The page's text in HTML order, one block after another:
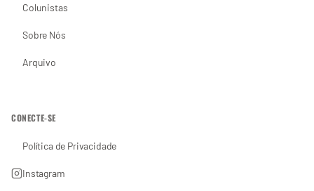
Colunistas
Sobre Nós
Arquivo
CONECTE-SE
Política de Privacidade
Instagram